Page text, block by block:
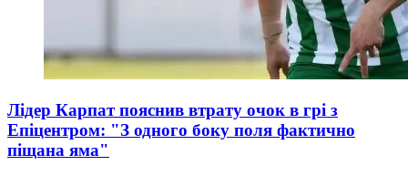
Лідер Карпат пояснив втрату очок в грі з
Епіцентром: "З одного боку поля фактично
піщана яма"